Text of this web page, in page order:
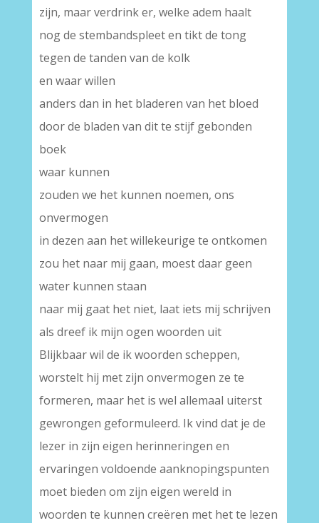
zijn, maar verdrink er, welke adem haalt
nog de stembandspleet en tikt de tong
tegen de tanden van de kolk
en waar willen
anders dan in het bladeren van het bloed
door de bladen van dit te stijf gebonden
boek
waar kunnen
zouden we het kunnen noemen, ons
onvermogen
in dezen aan het willekeurige te ontkomen
zou het naar mij gaan, moest daar geen
water kunnen staan
naar mij gaat het niet, laat iets mij schrijven
als dreef ik mijn ogen woorden uit
Blijkbaar wil de ik woorden scheppen,
worstelt hij met zijn onvermogen ze te
formeren, maar het is wel allemaal uiterst
gewrongen geformuleerd. Ik vind dat je de
lezer in zijn eigen herinneringen en
ervaringen voldoende aanknopingspunten
moet bieden om zijn eigen wereld in
woorden te kunnen creëren met het te lezen